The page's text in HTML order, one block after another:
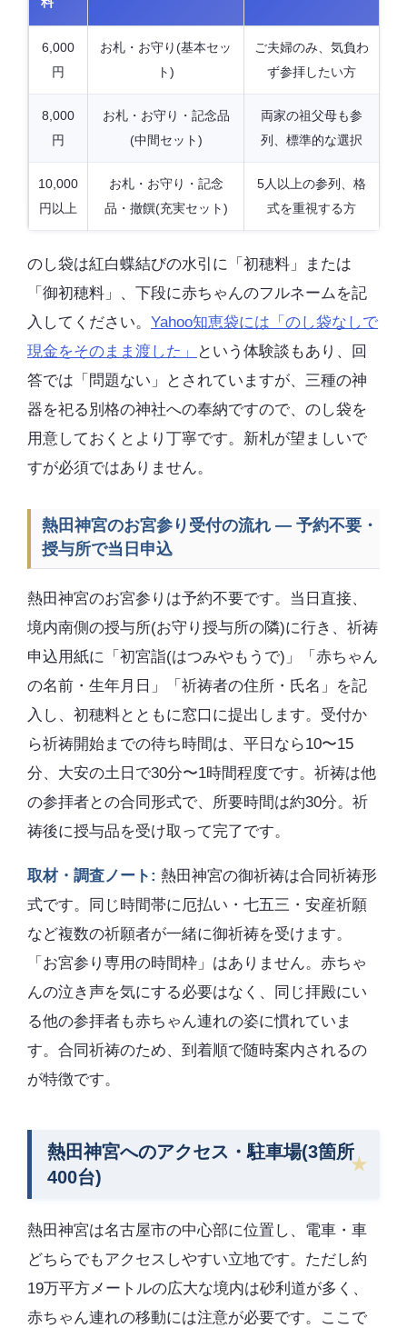
6,000
円
お札・お守り(基本セッ
ト)
ご夫婦のみ、気負わ
ず参拝したい方
8,000
円
お札・お守り・記念品
(中間セット)
両家の祖父母も参
列、標準的な選択
10,000
円以上
お札・お守り・記念
品・撤饌(充実セット)
5人以上の参列、格
式を重視する方
のし袋は紅白蝶結びの水引に「初穂料」または
「御初穂料」、下段に赤ちゃんのフルネームを記
入してください。 Yahoo知恵袋には「のし袋なしで
現金をそのまま渡した」
という体験談もあり、回
答では「問題ない」とされていますが、三種の神
器を祀る別格の神社への奉納ですので、のし袋を
用意しておくとより丁寧です。新札が望ましいで
すが必須ではありません。
熱田神宮のお宮参り受付の流れ — 予約不要・
授与所で当日申込
熱田神宮のお宮参りは予約不要です。当日直接、
境内南側の授与所(お守り授与所の隣)に行き、祈祷
申込用紙に「初宮詣(はつみやもうで)」「赤ちゃん
の名前・生年月日」「祈祷者の住所・氏名」を記
入し、初穂料とともに窓口に提出します。受付か
ら祈祷開始までの待ち時間は、平日なら10〜15
分、大安の土日で30分〜1時間程度です。祈祷は他
の参拝者との合同形式で、所要時間は約30分。祈
祷後に授与品を受け取って完了です。
取材・調査ノート: 熱田神宮の御祈祷は合同祈祷形
式です。同じ時間帯に厄払い・七五三・安産祈願
など複数の祈願者が一緒に御祈祷を受けます。
「お宮参り専用の時間枠」はありません。赤ちゃ
んの泣き声を気にする必要はなく、同じ拝殿にい
る他の参拝者も赤ちゃん連れの姿に慣れていま
す。合同祈祷のため、到着順で随時案内されるの
が特徴です。
熱田神宮へのアクセス・駐車場(3箇所
400台)
熱田神宮は名古屋市の中心部に位置し、電車・車
どちらでもアクセスしやすい立地です。ただし約
19万平方メートルの広大な境内は砂利道が多く、
赤ちゃん連れの移動には注意が必要です。ここで